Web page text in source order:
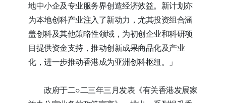
地中小企及专业服务界创造经济效益。新计划亦
为本地创科产业注入了新动力，尤其投资组合涵
盖创科及其他策略性领域，为初创企业和科研项
目提供资金支持，推动创新成果商品化及产业
化，进一步推动香港成为亚洲创科枢纽。」
政府于二○二三年三月发表《有关香港发展家